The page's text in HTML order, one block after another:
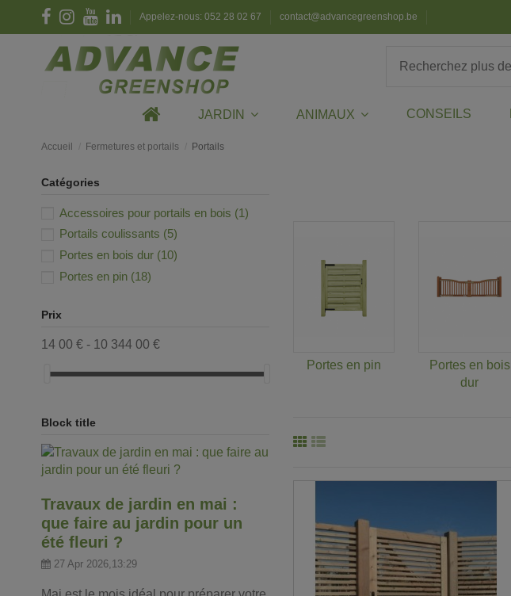
Appelez-nous: 052 28 02 67 contact@advancegreenshop.be
JARDIN ANIMAUX CONSEILS
Accueil Fermetures et portails Portails
Portes en pin
Portes en bois
dur
Catégories
Accessoires pour portails en bois (1)
Portails coulissants (5)
Portes en bois dur (10)
Portes en pin (18)
Prix
14 00 € - 10 344 00 €
Block title
Travaux de jardin en mai :
que faire au jardin pour un
été fleuri ?
27 Apr 2026,13:29